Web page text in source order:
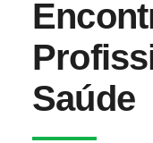
Saúde